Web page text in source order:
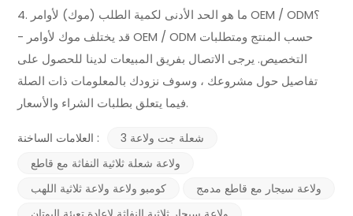
4. ما هو الحد الأدنى لكمية الطلب (موك) لأوامر OEM / ODM؟
- قد يختلف موك لأوامر OEM / ODM حسب المنتج ومتطلبات
التخصيص. يرجى الاتصال بفريق المبيعات لدينا للحصول على
تفاصيل حول مشروعك ، وسوف نزودك بالمعلومات ذات الصلة
فيما يتعلق بطلبات الشراء والأسعار.
العلامات الساخنة :
3 شعلة جت ولاعة
ولاعة شعلة ثلاثية النفاثة مع قاطع
كومبو ولاعة ولاعة ثلاثية اللهب
ولاعة سيجار مع قاطع مدمج